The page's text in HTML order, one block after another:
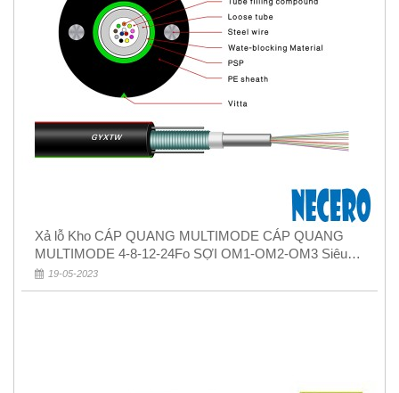
Xả lỗ Kho CÁP QUANG MULTIMODE CÁP QUANG
MULTIMODE 4-8-12-24Fo SỢI OM1-OM2-OM3 Siêu
Rẻ 5k
19-05-2023